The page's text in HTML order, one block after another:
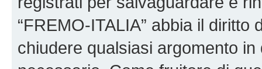
“FREMO-ITALIA” abbia il
chiudere qualsiasi argomento